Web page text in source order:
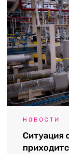
НОВОСТИ
Ситуация